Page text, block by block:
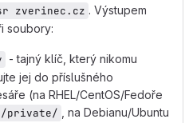
zverinec.cz . Výstupem
soubory:
- tajný klíč, který nikomu
jej do příslušného
(na RHEL/CentOS/Fedoře
, na Debianu/Ubuntu